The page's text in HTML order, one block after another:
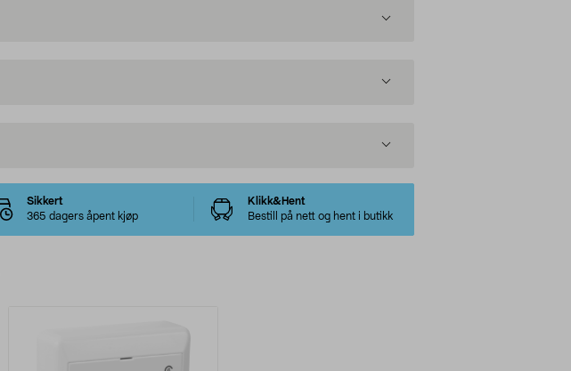
Sikkert
365 dagers åpent kjøp
Klikk&Hent
Bestill på nett og hent i butikk